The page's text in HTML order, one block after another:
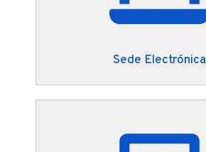
Sede Electrónica